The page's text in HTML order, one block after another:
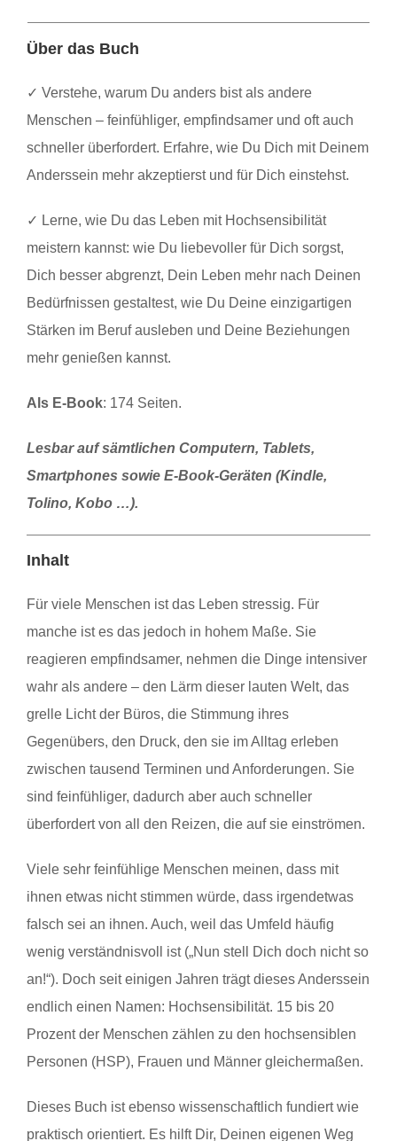
Über das Buch
✓ Verstehe, warum Du anders bist als andere
Menschen – feinfühliger, empfindsamer und oft auch
schneller überfordert. Erfahre, wie Du Dich mit Deinem
Anderssein mehr akzeptierst und für Dich einstehst.
✓ Lerne, wie Du das Leben mit Hochsensibilität
meistern kannst: wie Du liebevoller für Dich sorgst,
Dich besser abgrenzt, Dein Leben mehr nach Deinen
Bedürfnissen gestaltest, wie Du Deine einzigartigen
Stärken im Beruf ausleben und Deine Beziehungen
mehr genießen kannst.
Als E-Book: 174 Seiten.
Lesbar auf sämtlichen Computern, Tablets,
Smartphones sowie E-Book-Geräten (Kindle,
Tolino, Kobo …).
Inhalt
Für viele Menschen ist das Leben stressig. Für
manche ist es das jedoch in hohem Maße. Sie
reagieren empfindsamer, nehmen die Dinge intensiver
wahr als andere – den Lärm dieser lauten Welt, das
grelle Licht der Büros, die Stimmung ihres
Gegenübers, den Druck, den sie im Alltag erleben
zwischen tausend Terminen und Anforderungen. Sie
sind feinfühliger, dadurch aber auch schneller
überfordert von all den Reizen, die auf sie einströmen.
Viele sehr feinfühlige Menschen meinen, dass mit
ihnen etwas nicht stimmen würde, dass irgendetwas
falsch sei an ihnen. Auch, weil das Umfeld häufig
wenig verständnisvoll ist („Nun stell Dich doch nicht so
an!“). Doch seit einigen Jahren trägt dieses Anderssein
endlich einen Namen: Hochsensibilität. 15 bis 20
Prozent der Menschen zählen zu den hochsensiblen
Personen (HSP), Frauen und Männer gleichermaßen.
Dieses Buch ist ebenso wissenschaftlich fundiert wie
praktisch orientiert. Es hilft Dir, Deinen eigenen Weg